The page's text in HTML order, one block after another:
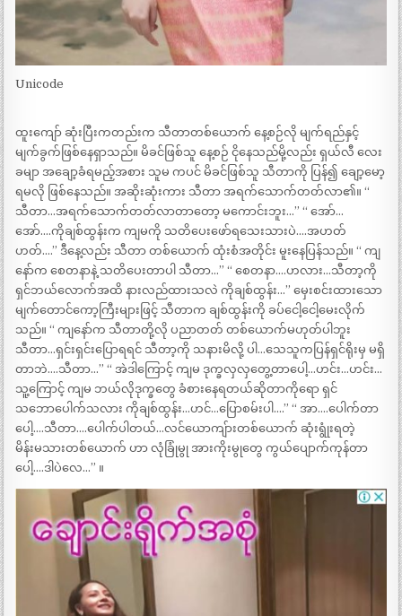
Unicode
ထူးကျော် ဆုံးပြီးကတည်းက သီတာတစ်ယောက် နေ့စဉ်လို မျက်ရည်နှင့်
မျက်ခွက်ဖြစ်နေရှာသည်။ မိခင်ဖြစ်သူ နေ့စဉ် ငိုနေသည်မို့လည်း ရှယ်လီ လေး
ခမျာ အချော့ခံရမည့်အစား သူမ ကပင် မိခင်ဖြစ်သူ သီတာကို ပြန်၍ ချော့မော့
ရမလို ဖြစ်နေသည်။ အဆိုးဆုံးကား သီတာ အရက်သောက်တတ်လာ၏။ “
သီတာ…အရက်သောက်တတ်လာတာတော့ မကောင်းဘူး…” “ အော်…
အော်….ကိုချစ်ထွန်းက ကျမကို သတိပေးဖော်ရသေးသားပဲ….အဟတ်
ဟတ်….” ဒီနေ့လည်း သီတာ တစ်ယောက် ထုံးစံအတိုင်း မူးနေပြန်သည်။ “ ကျ
နော်က စေတနာနဲ့ သတိပေးတာပါ သီတာ…” “ စေတနာ….ဟလား…သီတာ့ကို
ရှင်ဘယ်လောက်အထိ နားလည်ထားသလဲ ကိုချစ်ထွန်း…” မှေးစင်းထားသော
မျက်တောင်ကော့ကြီးများဖြင့် သီတာက ချစ်ထွန်းကို ခပ်ငေါ့ငေါ့မေးလိုက်
သည်။ “ ကျနော်က သီတာတို့လို ပညာတတ် တစ်ယောက်မဟုတ်ပါဘူး
သီတာ…ရှင်းရှင်းပြောရရင် သီတာ့ကို သနားမိလို့ ပါ…သေသူကပြန်ရှင်ရိုးမှ မရှိ
တာဘဲ….သီတာ…” “ အဲဒါကြောင့် ကျမ ဒုက္ခလှလှတွေ့တာပေါ့…ဟင်း…ဟင်း…
သူ့ကြောင့် ကျမ ဘယ်လိုဒုက္ခတွေ ခံစားနေရတယ်ဆိုတာကိုရော ရှင်
သဘောပေါက်သလား ကိုချစ်ထွန်း…ဟင်…ပြောစမ်းပါ….” “ အာ….ပေါက်တာ
ပေါ့….သီတာ….ပေါက်ပါတယ်…လင်ယောကျ်ားတစ်ယောက် ဆုံးရွုံးရတဲ့
မိန်းမသားတစ်ယောက် ဟာ လုံခြုံမွု အားကိုးမွုတွေ ကွယ်ပျောက်ကုန်တာ
ပေါ့….ဒါပဲလေ…” ။